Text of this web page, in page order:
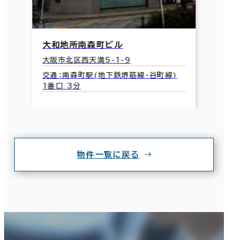
大和地所南森町ビル
大阪市北区西天満5-1-9
交通：南森町駅(地下鉄堺筋線･谷町線)
1番口 3分
物件一覧に戻る